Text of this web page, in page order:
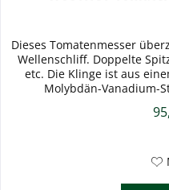
Dieses Tomatenmesser
Wellenschliff. Doppelte
etc. Die Klinge ist aus
Molybdän-Vanadium-